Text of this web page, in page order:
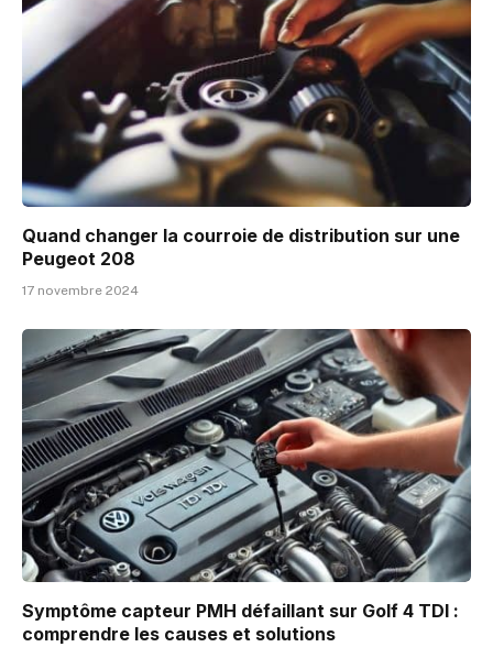
Quand changer la courroie de distribution sur une
Peugeot 208
17 novembre 2024
Symptôme capteur PMH défaillant sur Golf 4 TDI :
comprendre les causes et solutions